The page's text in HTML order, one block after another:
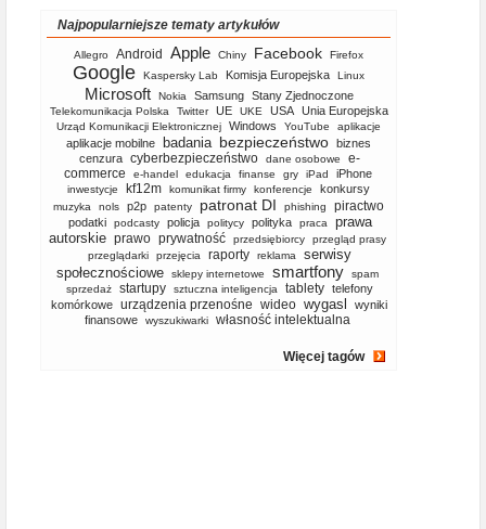
Najpopularniejsze tematy artykułów
Allegro Android Apple Chiny Facebook Firefox
Google Kaspersky Lab Komisja Europejska Linux
Microsoft Nokia Samsung Stany Zjednoczone
Telekomunikacja Polska Twitter UE UKE USA Unia Europejska
Urząd Komunikacji Elektronicznej Windows YouTube aplikacje
aplikacje mobilne badania bezpieczeństwo biznes
cenzura cyberbezpieczeństwo dane osobowe
e-
commerce
e-handel edukacja finanse gry iPad iPhone
inwestycje kf12m komunikat firmy konferencje konkursy
muzyka nols p2p patenty patronat DI phishing piractwo
podatki podcasty policja politycy polityka praca
prawa
autorskie prawo prywatność przedsiębiorcy
przegląd prasy
przeglądarki
przejęcia raporty reklama
serwisy
społecznościowe
sklepy internetowe smartfony
spam
sprzedaż
startupy sztuczna inteligencja tablety telefony
komórkowe
urządzenia przenośne wideo wygasl
wyniki
finansowe
wyszukiwarki własność intelektualna
Więcej tagów